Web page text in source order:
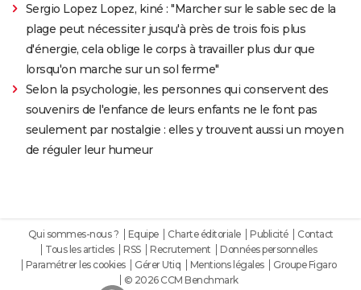
Sergio Lopez Lopez, kiné : "Marcher sur le sable sec de la
plage peut nécessiter jusqu'à près de trois fois plus
d'énergie, cela oblige le corps à travailler plus dur que
lorsqu'on marche sur un sol ferme"
Selon la psychologie, les personnes qui conservent des
souvenirs de l'enfance de leurs enfants ne le font pas
seulement par nostalgie : elles y trouvent aussi un moyen
de réguler leur humeur
Qui sommes-nous ? Equipe Charte éditoriale Publicité
Contact
Tous les articles
RSS Recrutement
Données personnelles
Paramétrer les cookies
Gérer Utiq Mentions légales
Groupe Figaro
© 2026 CCM Benchmark